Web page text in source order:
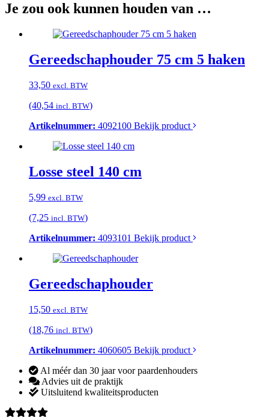
Je zou ook kunnen houden van …
Gereedschaphouder 75 cm 5 haken
33,50 excl. BTW
(40,54 incl. BTW)
Artikelnummer: 4092100 Bekijk product
Losse steel 140 cm
5,99 excl. BTW
(7,25 incl. BTW)
Artikelnummer: 4093101 Bekijk product
Gereedschaphouder
15,50 excl. BTW
(18,76 incl. BTW)
Artikelnummer: 4060605 Bekijk product
Al méér dan 30 jaar voor paardenhouders
Advies uit de praktijk
Uitsluitend kwaliteitsproducten